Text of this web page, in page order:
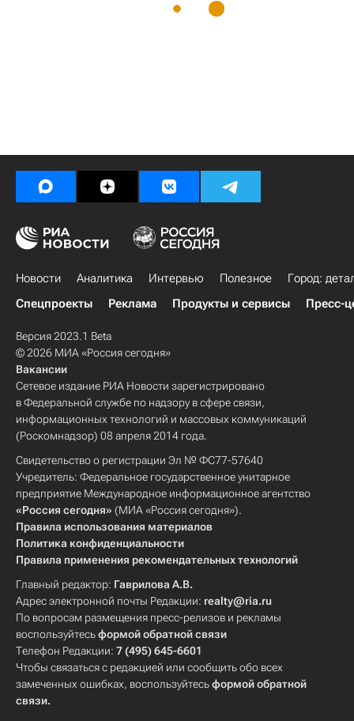
Новости Аналитика Интервью Полезное
Город:
Спецпроекты
Реклама Продукты и сервисы Пресс-
Версия 2023.1 Beta
© 2026 МИА «Россия сегодня»
Вакансии
Сетевое издание РИА Новости зарегистрировано
в Федеральной службе по надзору в сфере связи,
информационных технологий и массовых коммуникаций
(Роскомнадзор) 08 апреля 2014 года.
Свидетельство о регистрации Эл № ФС77-57640
Учредитель: Федеральное государственное унитарное
предприятие Международное информационное агентство
«Россия сегодня» (МИА «Россия сегодня»).
Правила использования материалов
Политика конфиденциальности
Правила применения рекомендательных технологий
Главный редактор: Гаврилова А.В.
Адрес электронной почты Редакции: realty@ria.ru
По вопросам размещения пресс-релизов и рекламы
воспользуйтесьформой обратной связи
Телефон Редакции: 7 (495) 645-6601
Чтобы связаться с редакцией или сообщить обо всех
замеченных ошибках, воспользуйтесьформой обратной
связи.